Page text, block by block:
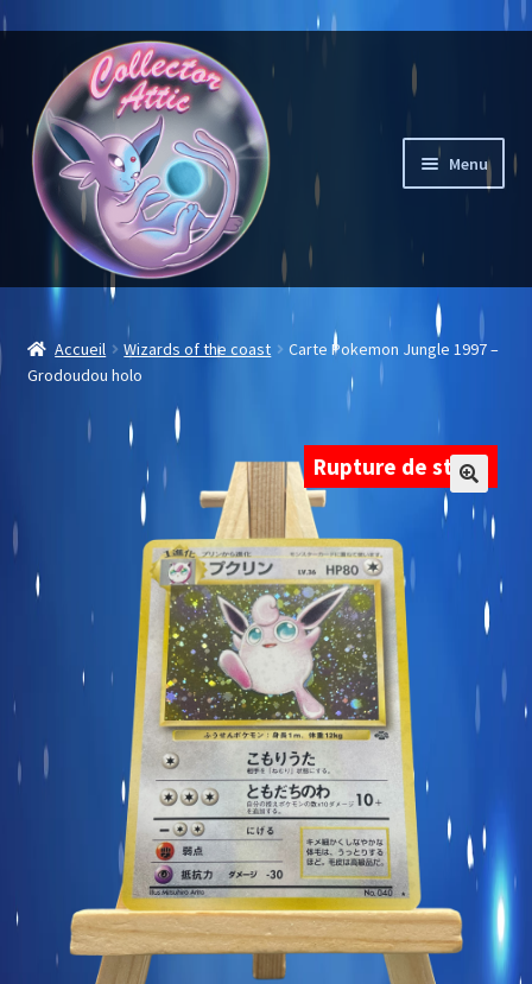
navigation
contenu
Menu
Mon compte
Liste des souhaits
Notre sélection
Carte à l’unité
Carte commune
Display et produits scellés
Goodies et autres
Sleeve à l’unité
Précommandes
Accueil Wizards of the coast
Carte Pokemon Jungle 1997 –
Grodoudou holo
🔍
Rupture de stock